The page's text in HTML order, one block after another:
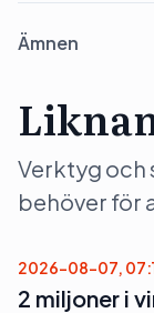
Ämnen
Verktyg och
behöver för
2026-08-07,
2 miljoner i